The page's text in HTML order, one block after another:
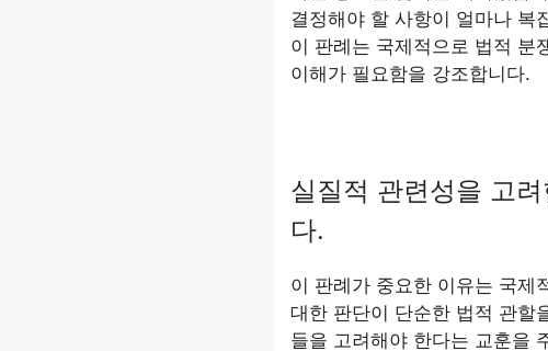
결정해야 할 사항이 얼마나 복
이 판례는 국제적으로 법적 분
이해가 필요함을 강조합니다.
실질적 관련성을 고
다.
이 판례가 중요한 이유는 국제
대한 판단이 단순한 법적 관할
들을 고려해야 한다는 교훈을